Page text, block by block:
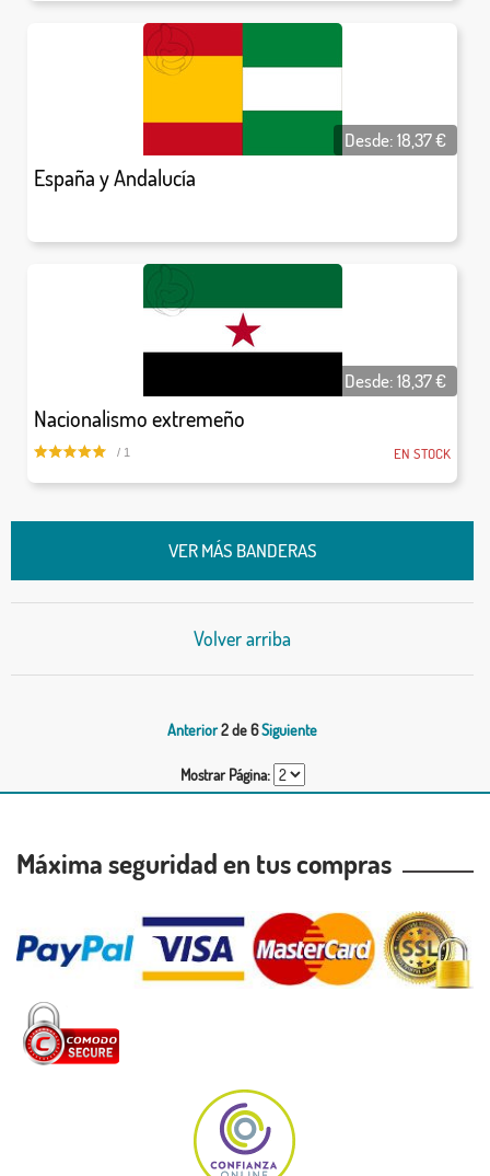
España y Andalucía
Desde:18,37€
Nacionalismo extremeño
Desde:18,37€
/ 1 EN STOCK
VER MÁS BANDERAS
Volver arriba
Anterior2 de 6Siguiente
Mostrar Página:
Máxima seguridad en tus compras